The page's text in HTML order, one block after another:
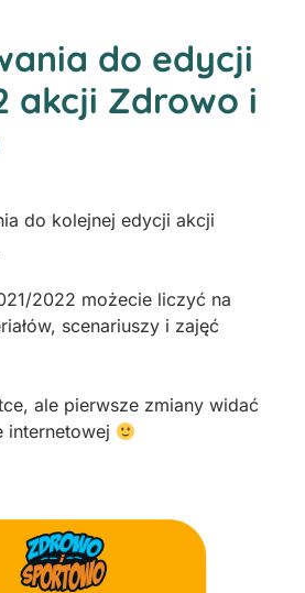
do edycji
akcji Zdrowo i
do kolejnej edycji akcji
2022 możecie liczyć na
scenariuszy i zajęć
ale pierwsze zmiany widać
internetowej